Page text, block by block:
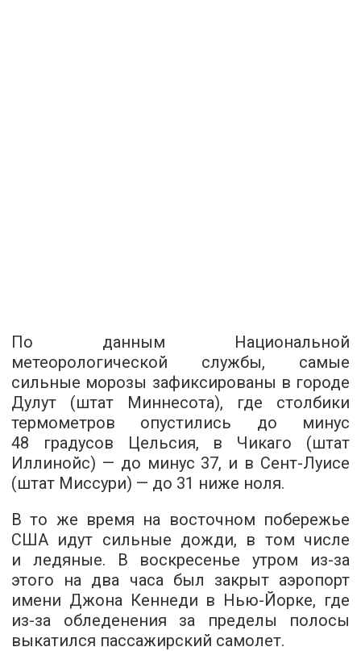
По данным Национальной
метеорологической службы, самые
сильные морозы зафиксированы в городе
Дулут (штат Миннесота), где столбики
термометров опустились до минус
48 градусов Цельсия, в Чикаго (штат
Иллинойс) — до минус 37, и в Сент-Луисе
(штат Миссури) — до 31 ниже ноля.
В то же время на восточном побережье
США идут сильные дожди, в том числе
и ледяные. В воскресенье утром из-за
этого на два часа был закрыт аэропорт
имени Джона Кеннеди в Нью-Йорке, где
из-за обледенения за пределы полосы
выкатился пассажирский самолет.